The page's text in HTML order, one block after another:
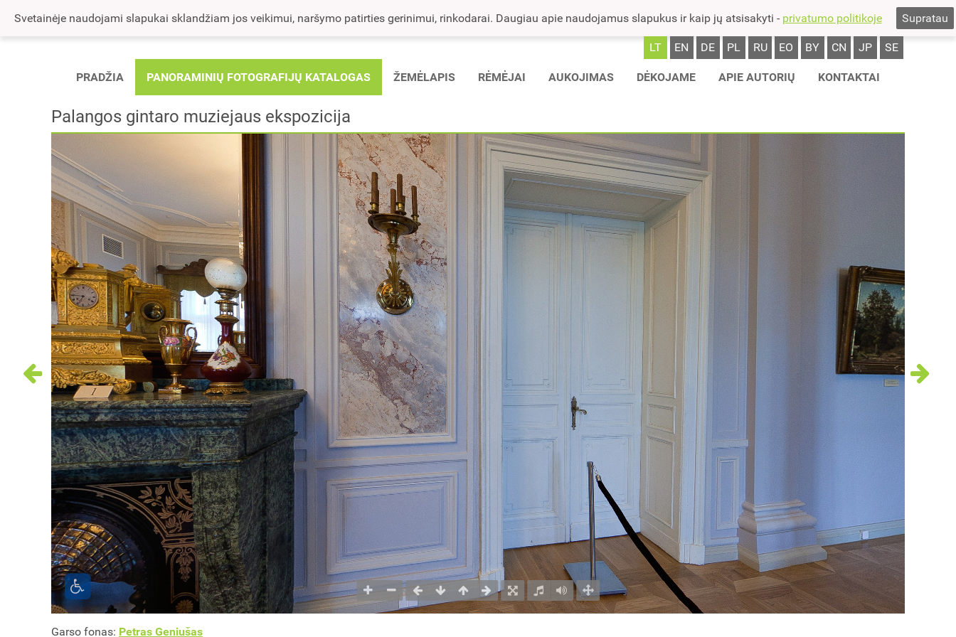
Svetainėje naudojami slapukai sklandžiam jos veikimui, naršymo patirties gerinimui, rinkodarai. Daugiau apie naudojamus slapukus ir kaip jų atsisakyti - privatumo politikoje Supratau
LT EN DE PL RU EO BY CN JP SE
PRADŽIA PANORAMINIŲ FOTOGRAFIJŲ KATALOGAS ŽEMĖLAPIS RĖMĖJAI AUKOJIMAS DĖKOJAME APIE AUTORIŲ KONTAKTAI
Palangos gintaro muziejaus ekspozicija
Garso fonas: Petras Geniušas